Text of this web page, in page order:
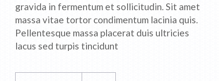
gravida in fermentum et sollicitudin. Sit amet
massa vitae tortor condimentum lacinia quis.
Pellentesque massa placerat duis ultricies
lacus sed turpis tincidunt